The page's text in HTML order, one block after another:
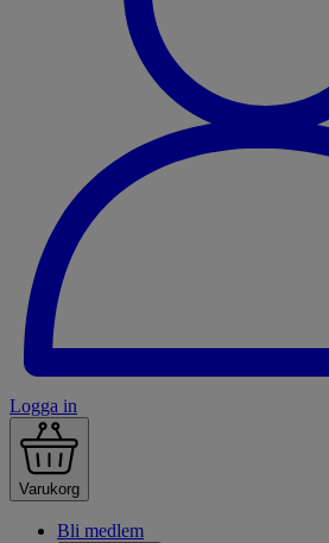
Logga in
Varukorg
Bli medlem